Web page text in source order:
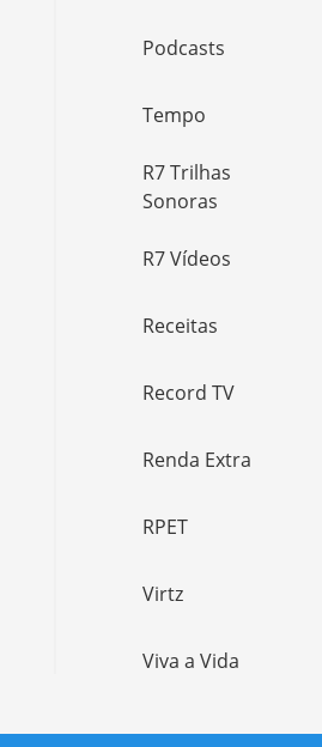
Podcasts
Tempo
R7 Trilhas
Sonoras
R7 Vídeos
Receitas
Record TV
Renda Extra
RPET
Virtz
Viva a Vida